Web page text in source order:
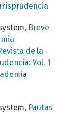
Breve
de la
Vol. 1
Pautas